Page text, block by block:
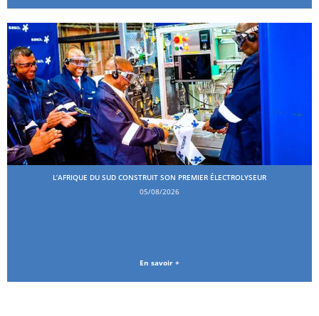
L’AFRIQUE DU SUD CONSTRUIT SON PREMIER ÉLECTROLYSEUR
05/08/2026
En savoir +